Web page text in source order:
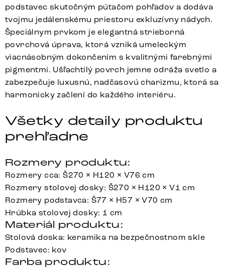
podstavec skutočným pútačom pohľadov a dodáva
tvojmu jedálenskému priestoru exkluzívny nádych.
Špeciálnym prvkom je elegantná strieborná
povrchová úprava, ktorá vzniká umeleckým
viacnásobným dokončením s kvalitnými farebnými
pigmentmi. Ušľachtilý povrch jemne odráža svetlo a
zabezpečuje luxusnú, nadčasovú charizmu, ktorá sa
harmonicky začlení do každého interiéru.
Všetky detaily produktu
prehľadne
Rozmery produktu:
Rozmery cca: Š270 × H120 × V76 cm
Rozmery stolovej dosky: Š270 × H120 × V1 cm
Rozmery podstavca: Š77 × H57 × V70 cm
Hrúbka stolovej dosky: 1 cm
Materiál produktu:
Stolová doska: keramika na bezpečnostnom skle
Podstavec: kov
Farba produktu: